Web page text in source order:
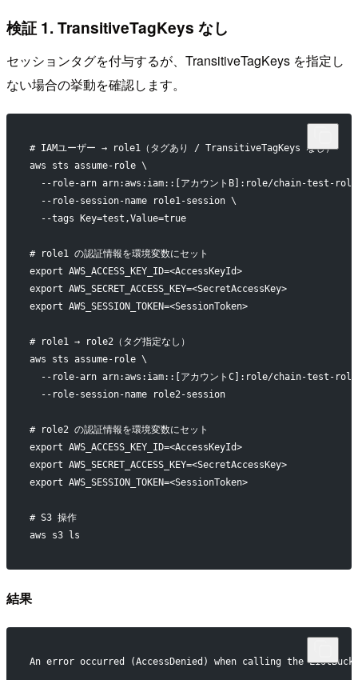
検証 1. TransitiveTagKeys なし
セッションタグを付与するが、TransitiveTagKeys を指定し
ない場合の挙動を確認します。
# IAMユーザー → role1（タグあり / TransitiveTagKeys なし）
aws sts assume-role \
--role-arn arn:aws:iam::[アカウントB]:role/chain-test-
  --role-session-name role1-session \
  --tags Key=test,Value=true
# role1 の認証情報を環境変数にセット
export AWS_ACCESS_KEY_ID=<AccessKeyId>
export AWS_SECRET_ACCESS_KEY=<SecretAccessKey>
export AWS_SESSION_TOKEN=<SessionToken>
# role1 → role2（タグ指定なし）
aws sts assume-role \
--role-arn arn:aws:iam::[アカウントC]:role/chain-test-
  --role-session-name role2-session
# role2 の認証情報を環境変数にセット
export AWS_ACCESS_KEY_ID=<AccessKeyId>
export AWS_SECRET_ACCESS_KEY=<SecretAccessKey>
export AWS_SESSION_TOKEN=<SessionToken>
# S3 操作
aws s3 ls
結果
An error occurred (AccessDenied) when calling the